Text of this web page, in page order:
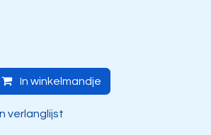
In winkelmandje
verlanglijst